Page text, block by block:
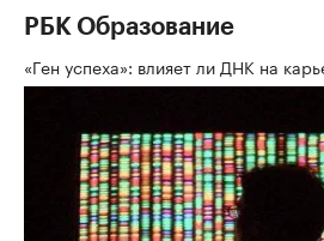
РБК Образование
«Ген успеха»: влияет ли ДНК на